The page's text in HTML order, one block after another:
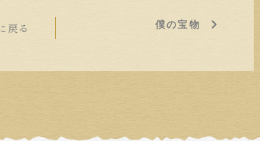
戻る 僕の宝物